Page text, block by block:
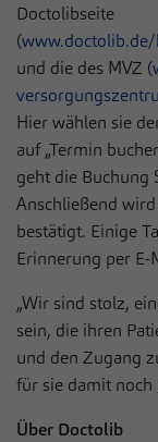
Doctolibseite
(
und die des MVZ (
Hier wählen sie
auf „Termin
geht die Buchung
Anschließend
bestätigt. Einige
Erinnerung per E-
„Wir sind stolz,
sein, die ihren
und den Zugang
für sie damit noch
Über Doctolib